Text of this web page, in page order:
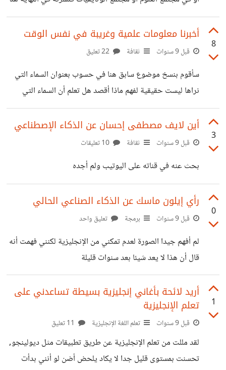
لم أكن أعلم كم من الرائع قراءة مواضيع و مشاهدة وثائقيات عن
الكون فقد قرأت سلسلة [@EmadAboulFotoh]‍ التي
يتحذث فيها عن الطاقة المضلمة و طريقته في الشرح جميلة
الماضي وتم بيان السبب بطريقة علمية وتمت مناقشة الأمر من
الأعضاء هنا لا أستطيع أن أسف شعور
8
أخبرنا معلومات علمية وغريبة في نفس الوقت
قبل 9 سنوات ثقافة
سأقوم بنسخ موضوع سابق هنا في حسوب بعنوان السماء التي
نراها ليست حقيقية لفهم ماذا أقصد هل تعلم أن السماء التي
نراها ليست حقيقية ؟! - كلنا نعلم أننا نرى بسبب الضوء الذي
تطلقه الأجسام او إنعكاس الضوء عليها إن الشمس تبعد عن
يصلنا بعد 8 دقائق من خروجه من الشمس ! - ماذا تقصد ؟!
بمعنى أن
3
أين لايف مصطفى إحسان عن الذكاء الإصطناعي
قبل 9 سنوات ثقافة
بحث عنه في قناته على اليوتيب ولم أجده
0
رأي إيلون ماسك عن الذكاء الصناعي الحالي
قبل 9 سنوات برمجة تعليق واحد
لم أفهم جيدا الصورة لعدم تمكني من الإنجليزية لكنني فهمت أنه
قال أن هذا لا يعد شيئا بعد سنوات قليلة
https://suar.me/ZYm6K
1
أريد لائحة بأغاني إنجليزية بسيطة تساعدني على
تعلم الإنجليزية
قبل 9 سنوات تعلم اللغة الإنجليزية
لقد مللت من تعلم الإنجليزية عن طريق تطبيقات مثل ديولينجو,
تحسنت بمستوى قليل جدا لا يكاد يلحض أضن لو أنني بدأت